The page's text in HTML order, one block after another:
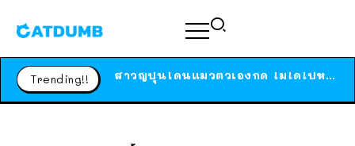
Trending!! ได้เวลาเด็กหนวดรวมตัว RF Online Next เปิดให้เล่นแล้ว เกม Sci-Fi MMORPG ระดับตำนาน เล่นได้ทั้งมือถือและ PC